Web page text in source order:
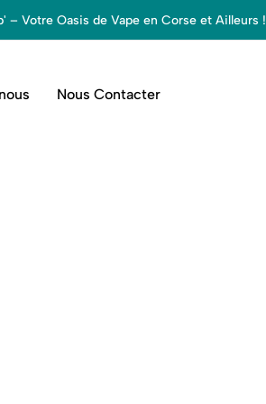
– Votre Oasis de Vape en Corse et Ailleurs !
Nous Contacter